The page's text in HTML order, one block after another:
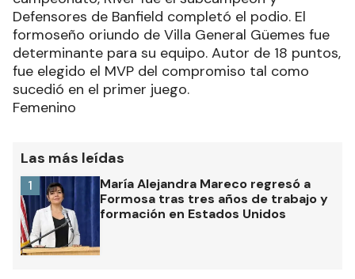
Defensores de Banfield completó el podio. El
formoseño oriundo de Villa General Güemes fue
determinante para su equipo. Autor de 18 puntos,
fue elegido el MVP del compromiso tal como
sucedió en el primer juego.
Femenino
Las más leídas
María Alejandra Mareco regresó a
Formosa tras tres años de trabajo y
formación en Estados Unidos
1